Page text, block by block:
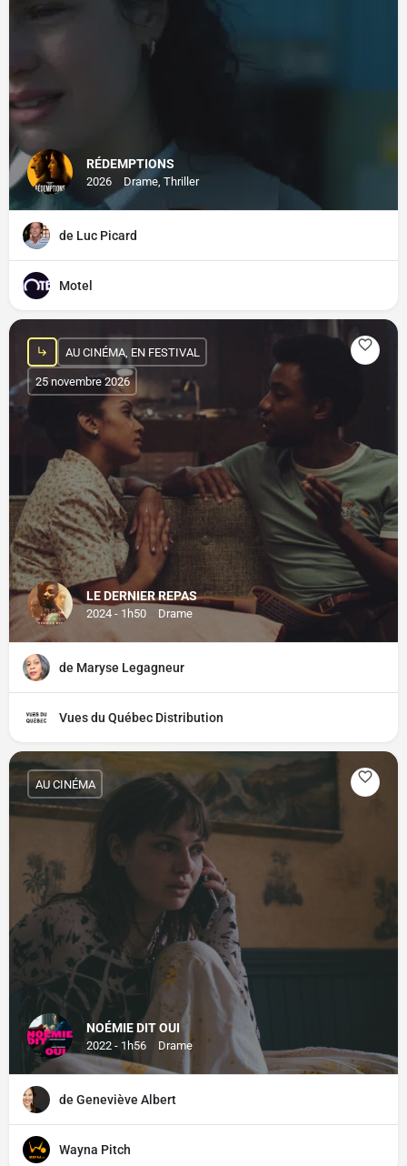
RÉDEMPTIONS
2026 Drame, Thriller
de Luc Picard
Motel
LE DERNIER REPAS
2024 - 1h50 Drame
AU CINÉMA, EN FESTIVAL
25 novembre 2026
de Maryse Legagneur
Vues du Québec Distribution
NOÉMIE DIT OUI
2022 - 1h56 Drame
AU CINÉMA
de Geneviève Albert
Wayna Pitch